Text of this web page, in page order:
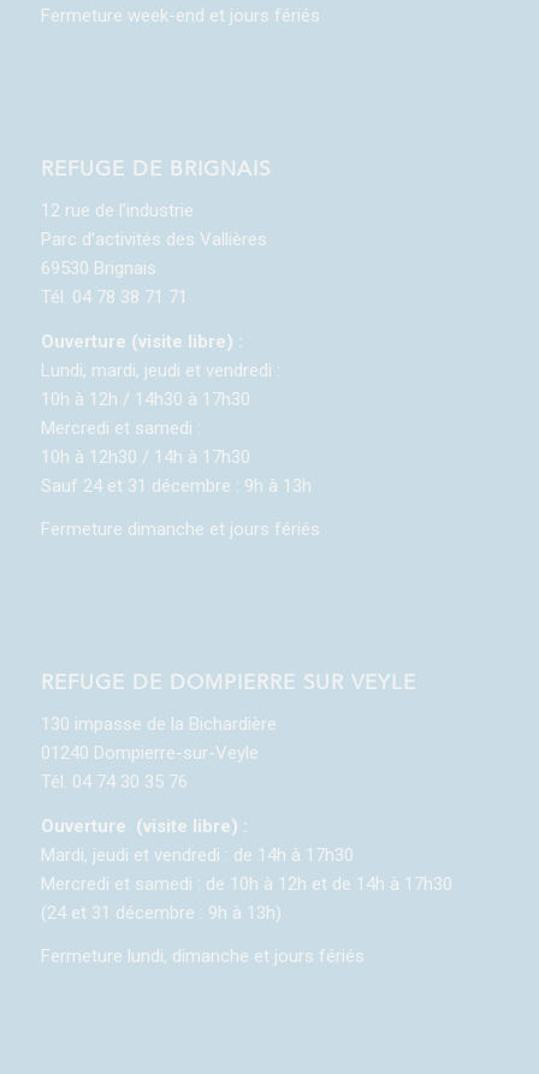
Fermeture week-end et jours fériés
REFUGE DE BRIGNAIS
12 rue de l’industrie
Parc d’activités des Vallières
69530 Brignais
Tél. 04 78 38 71 71
Ouverture (visite libre) :
Lundi, mardi, jeudi et vendredi :
10h à 12h / 14h30 à 17h30
Mercredi et samedi :
10h à 12h30 / 14h à 17h30
Sauf 24 et 31 décembre : 9h à 13h
Fermeture dimanche et jours fériés
REFUGE DE DOMPIERRE SUR VEYLE
130 impasse de la Bichardière
01240 Dompierre-sur-Veyle
Tél. 04 74 30 35 76
Ouverture (visite libre) :
Mardi, jeudi et vendredi : de 14h à 17h30
Mercredi et samedi : de 10h à 12h et de 14h à 17h30
(24 et 31 décembre : 9h à 13h)
Fermeture lundi, dimanche et jours fériés